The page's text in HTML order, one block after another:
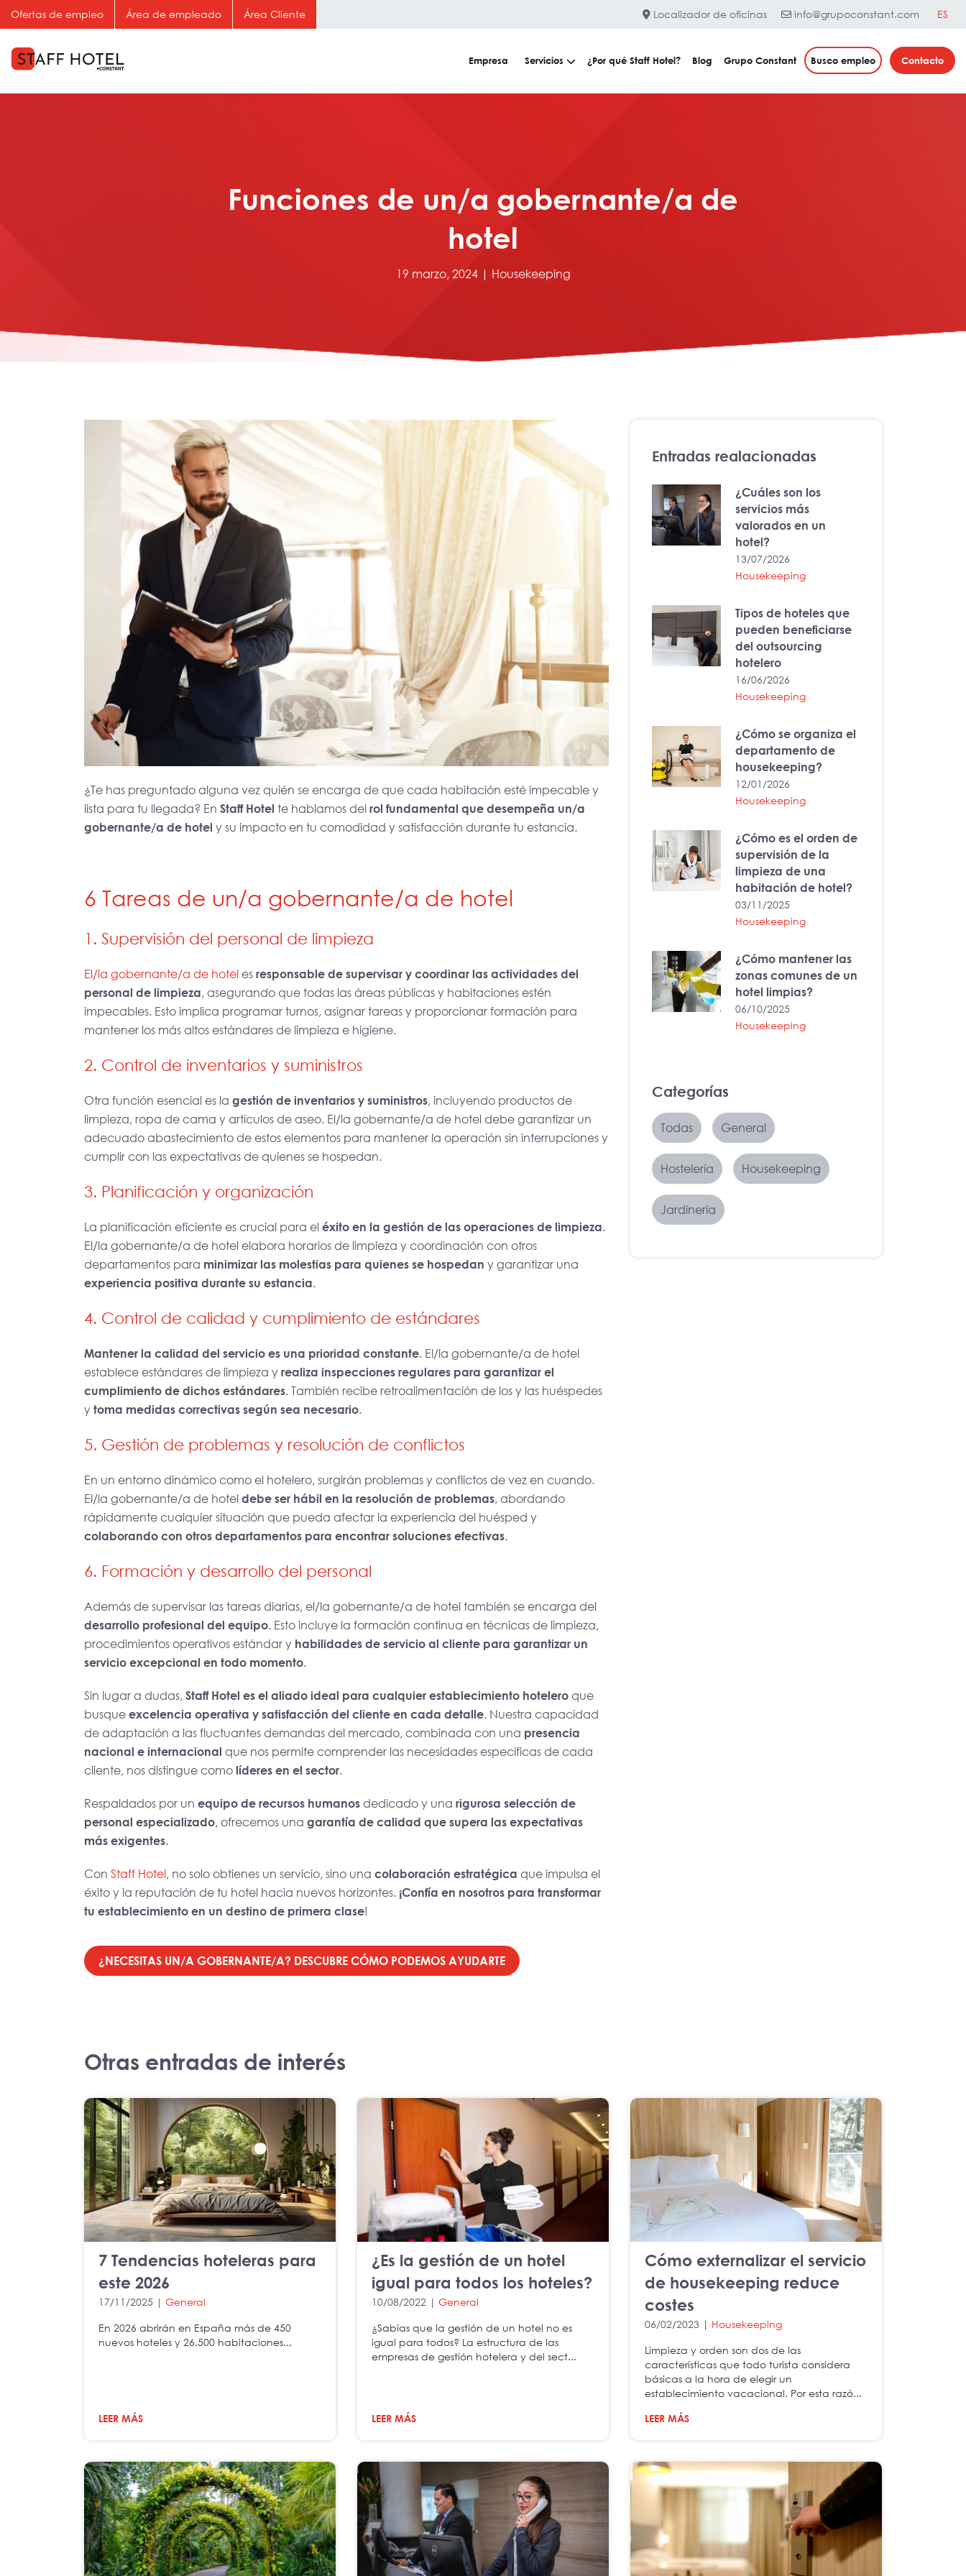
Ofertas de empleo Área de empleado Área Cliente Localizador de oficinas info@grupoconstant.com ES
Empresa Servicios ¿Por qué Staff Hotel? Blog Grupo Constant Busco empleo Contacto
Funciones de un/a gobernante/a de
hotel
19 marzo, 2024 | Housekeeping
¿Te has preguntado alguna vez quién se encarga de que cada habitación esté impecable y
lista para tu llegada? En Staff Hotel te hablamos del rol fundamental que desempeña un/a
gobernante/a de hotel y su impacto en tu comodidad y satisfacción durante tu estancia.
6 Tareas de un/a gobernante/a de hotel
1. Supervisión del personal de limpieza
El/la gobernante/a de hotel es responsable de supervisar y coordinar las actividades del
personal de limpieza, asegurando que todas las áreas públicas y habitaciones estén
impecables. Esto implica programar turnos, asignar tareas y proporcionar formación para
mantener los más altos estándares de limpieza e higiene.
2. Control de inventarios y suministros
Otra función esencial es la gestión de inventarios y suministros, incluyendo productos de
limpieza, ropa de cama y artículos de aseo. El/la gobernante/a de hotel debe garantizar un
adecuado abastecimiento de estos elementos para mantener la operación sin interrupciones y
cumplir con las expectativas de quienes se hospedan.
3. Planificación y organización
La planificación eficiente es crucial para el éxito en la gestión de las operaciones de limpieza.
El/la gobernante/a de hotel elabora horarios de limpieza y coordinación con otros
departamentos para minimizar las molestias para quienes se hospedan y garantizar una
experiencia positiva durante su estancia.
4. Control de calidad y cumplimiento de estándares
Mantener la calidad del servicio es una prioridad constante. El/la gobernante/a de hotel
establece estándares de limpieza y realiza inspecciones regulares para garantizar el
cumplimiento de dichos estándares. También recibe retroalimentación de los y las huéspedes
y toma medidas correctivas según sea necesario.
5. Gestión de problemas y resolución de conflictos
En un entorno dinámico como el hotelero, surgirán problemas y conflictos de vez en cuando.
El/la gobernante/a de hotel debe ser hábil en la resolución de problemas, abordando
rápidamente cualquier situación que pueda afectar la experiencia del huésped y
colaborando con otros departamentos para encontrar soluciones efectivas.
6. Formación y desarrollo del personal
Además de supervisar las tareas diarias, el/la gobernante/a de hotel también se encarga del
desarrollo profesional del equipo. Esto incluye la formación continua en técnicas de limpieza,
procedimientos operativos estándar y habilidades de servicio al cliente para garantizar un
servicio excepcional en todo momento.
Sin lugar a dudas, Staff Hotel es el aliado ideal para cualquier establecimiento hotelero que
busque excelencia operativa y satisfacción del cliente en cada detalle. Nuestra capacidad
de adaptación a las fluctuantes demandas del mercado, combinada con una presencia
nacional e internacional que nos permite comprender las necesidades específicas de cada
cliente, nos distingue como líderes en el sector.
Respaldados por un equipo de recursos humanos dedicado y una rigurosa selección de
personal especializado, ofrecemos una garantía de calidad que supera las expectativas
más exigentes.
Con Staff Hotel, no solo obtienes un servicio, sino una colaboración estratégica que impulsa el
éxito y la reputación de tu hotel hacia nuevos horizontes. ¡Confía en nosotros para transformar
tu establecimiento en un destino de primera clase!
¿NECESITAS UN/A GOBERNANTE/A? DESCUBRE CÓMO PODEMOS AYUDARTE
Entradas realacionadas
¿Cuáles son los
servicios más
valorados en un
hotel?
13/07/2026
Housekeeping
Tipos de hoteles que
pueden beneficiarse
del outsourcing
hotelero
16/06/2026
Housekeeping
¿Cómo se organiza el
departamento de
housekeeping?
12/01/2026
Housekeeping
¿Cómo es el orden de
supervisión de la
limpieza de una
habitación de hotel?
03/11/2025
Housekeeping
¿Cómo mantener las
zonas comunes de un
hotel limpias?
06/10/2025
Housekeeping
Categorías
Todas General
Hostelería Housekeeping
Jardinería
Otras entradas de interés
7 Tendencias hoteleras para
este 2026
17/11/2025 | General
En 2026 abrirán en España más de 450
nuevos hoteles y 26.500 habitaciones...
LEER MÁS
¿Es la gestión de un hotel
igual para todos los hoteles?
10/08/2022 | General
¿Sabías que la gestión de un hotel no es
igual para todos? La estructura de las
empresas de gestión hotelera y del sect...
LEER MÁS
Cómo externalizar el servicio
de housekeeping reduce
costes
06/02/2023 | Housekeeping
Limpieza y orden son dos de las
características que todo turista considera
básicas a la hora de elegir un
establecimiento vacacional. Por esta razó...
LEER MÁS